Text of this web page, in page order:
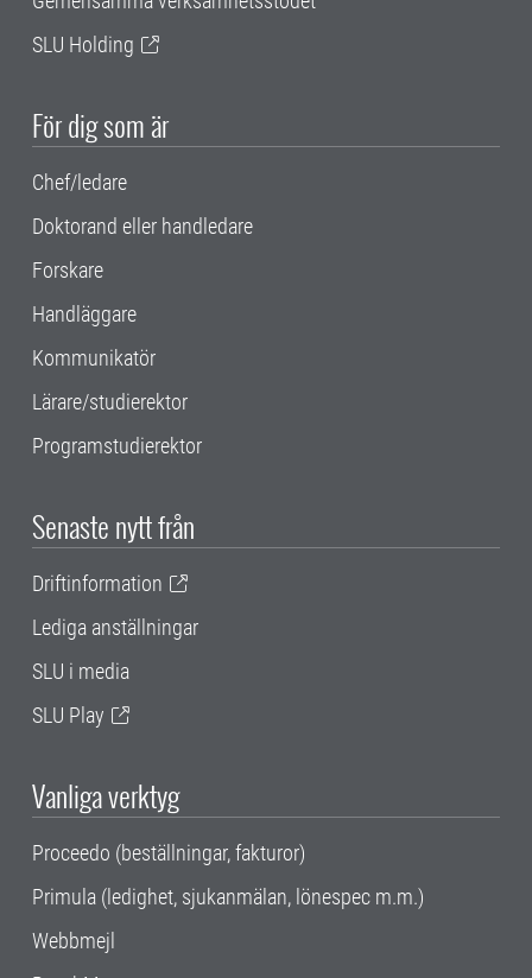
SLU Holding
För dig som är
Chef/ledare
Doktorand eller handledare
Forskare
Handläggare
Kommunikatör
Lärare/studierektor
Programstudierektor
Senaste nytt från
Driftinformation
Lediga anställningar
SLU i media
SLU Play
Vanliga verktyg
Proceedo (beställningar, fakturor)
Primula (ledighet, sjukanmälan, lönespec m.m.)
Webbmejl